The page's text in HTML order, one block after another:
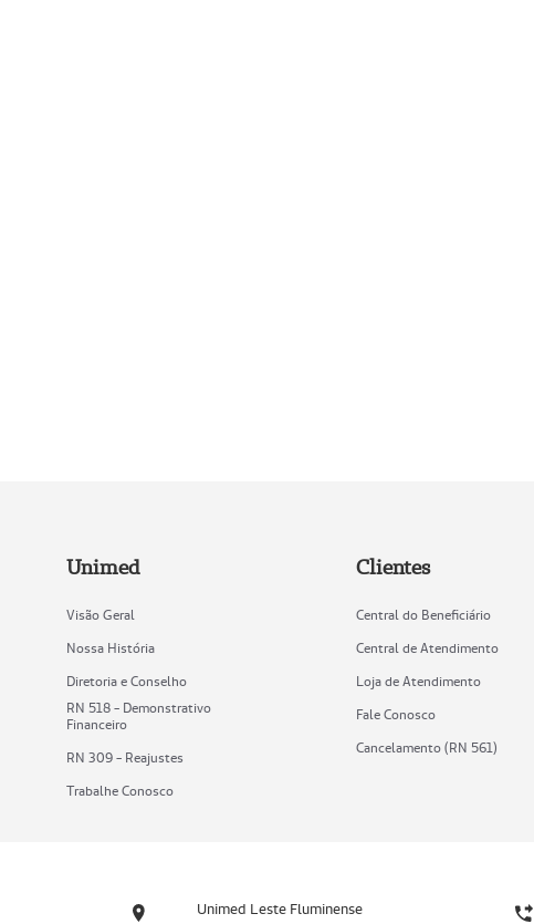
Unimed
Visão Geral
Nossa História
Diretoria e Conselho
RN 518 - Demonstrativo
Financeiro
RN 309 - Reajustes
Trabalhe Conosco
Clientes
Central do Beneficiário
Central de Atendimento
Loja de Atendimento
Fale Conosco
Cancelamento (RN 561)
Unimed Leste Fluminense